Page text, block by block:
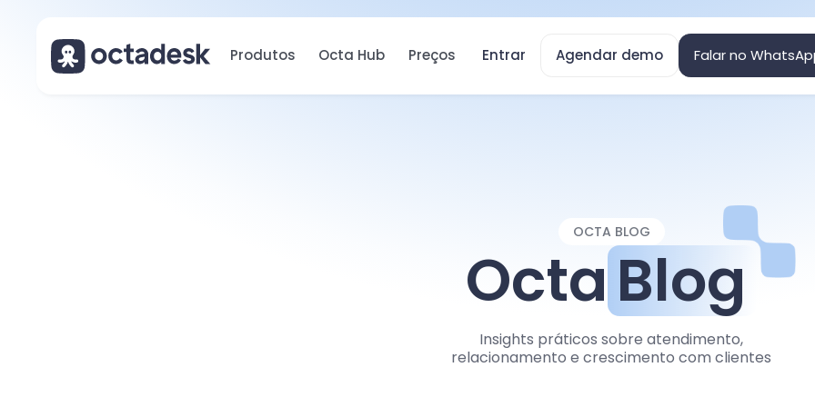
Entrar Agendar demo Falar no
Produtos Octa Hub Preços
OCTA BLOG
Octa Blog
Insights práticos sobre atendimento,
relacionamento e crescimento com clientes